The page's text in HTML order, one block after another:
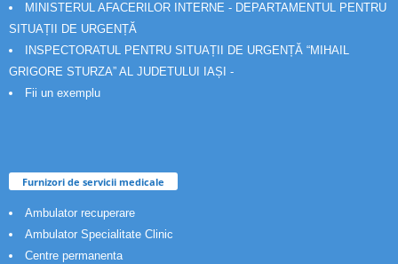
MINISTERUL AFACERILOR INTERNE - DEPARTAMENTUL PENTRU
SITUAȚII DE URGENȚĂ
INSPECTORATUL PENTRU SITUAȚII DE URGENȚĂ “MIHAIL
GRIGORE STURZA” AL JUDETULUI IAȘI -
Fii un exemplu
Furnizori de servicii medicale
Ambulator recuperare
Ambulator Specialitate Clinic
Centre permanenta